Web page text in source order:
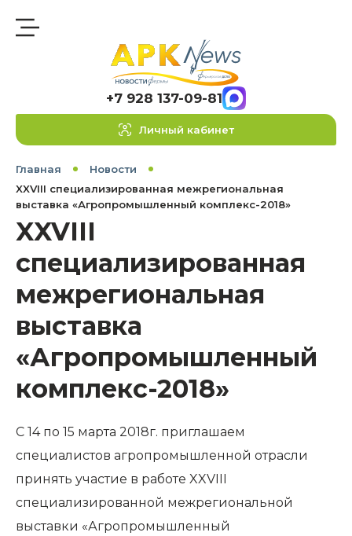
+7 928 137-09-81
Личный кабинет
Главная
Новости
XXVIII специализированная межрегиональная
выставка «Агропромышленный комплекс-2018»
XXVIII
специализированная
межрегиональная
выставка
«Агропромышленный
комплекс-2018»
С 14 по 15 марта 2018г. приглашаем
специалистов агропромышленной отрасли
принять участие в работе XXVIII
специализированной межрегиональной
выставки «Агропромышленный